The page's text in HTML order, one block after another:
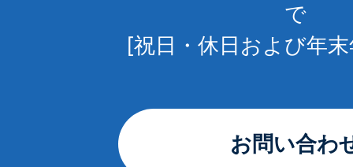
で
[祝日・休日および年
お問い合わ